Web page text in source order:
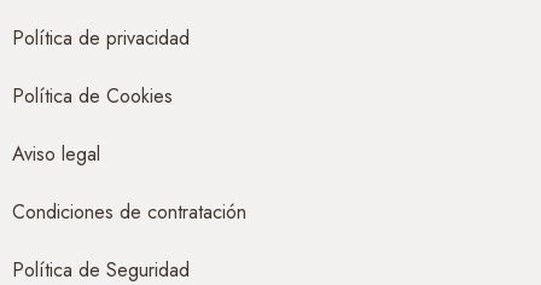
Política de privacidad
Política de Cookies
Aviso legal
Condiciones de contratación
Política de Seguridad